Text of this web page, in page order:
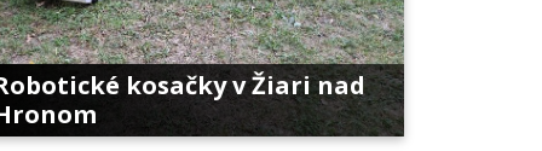
kosačky v Žiari nad